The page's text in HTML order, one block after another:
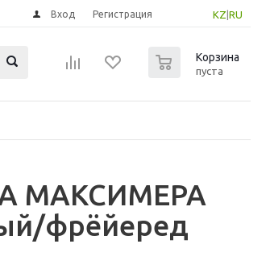
KZ RU
Вход Регистрация
Корзина
пуста
МАКСИМЕРА
фрёйеред